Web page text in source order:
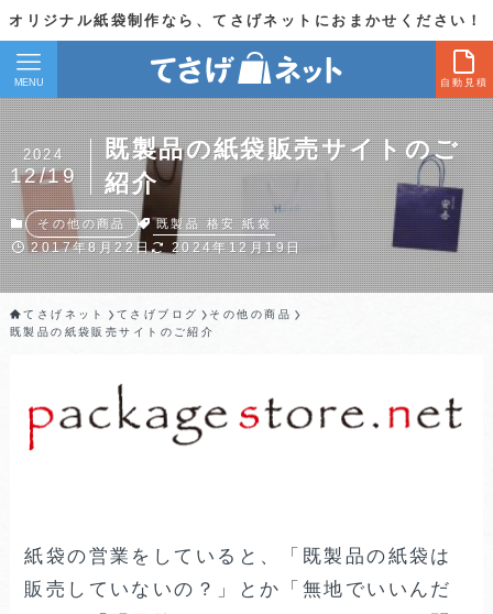
オリジナル紙袋制作なら、てさげネットにおまかせください！
自動見積
MENU
既製品の紙袋販売サイトのご
紹介
2024
12/19
その他の商品 既製品 格安 紙袋
2017年8月22日 2024年12月19日
てさげネット てさげブログ
その他の商品
既製品の紙袋販売サイトのご紹介
紙袋の営業をしていると、「既製品の紙袋は
販売していないの？」とか「無地でいいんだ